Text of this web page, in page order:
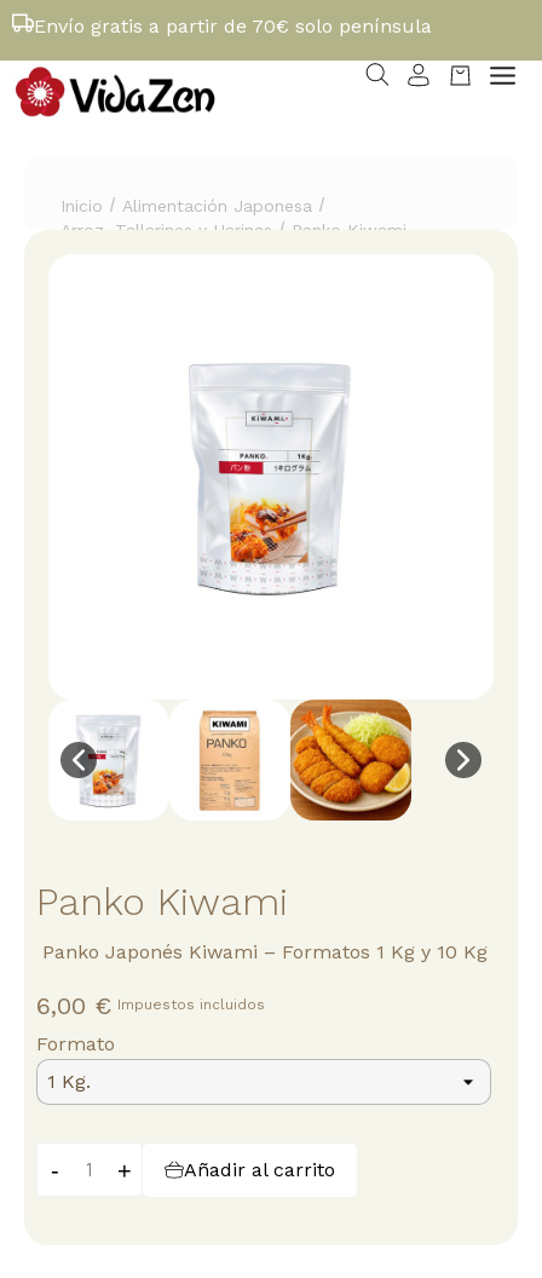
Envío gratis a partir de 70€ solo península
Inicio / Alimentación Japonesa /
Arroz, Tallarines y Harinas / Panko Kiwami
Panko Kiwami
Panko Japonés Kiwami – Formatos 1 Kg y 10 Kg
6,00 € Impuestos incluidos
Formato
- + Añadir al carrito